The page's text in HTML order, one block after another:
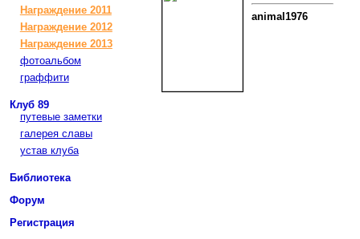
Награждение 2011
Награждение 2012
Награждение 2013
фотоальбом
граффити
Клуб 89
путевые заметки
галерея славы
устав клуба
Библиотека
Форум
Регистрация
animal1976